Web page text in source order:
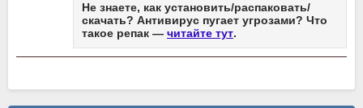
Не знаете, как установить/распаковать/
скачать? Антивирус пугает угрозами? Что
такое репак — читайте тут.